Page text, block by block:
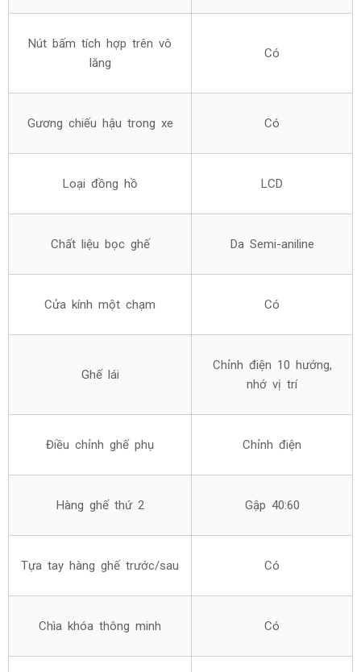
Nút bấm tích hợp trên vô
lăng
Có
Gương chiếu hậu trong xe Có
Loại đồng hồ LCD
Chất liệu bọc ghế Da Semi-aniline
Cửa kính một chạm Có
Ghế lái
Chỉnh điện 10 hướng,
nhớ vị trí
Điều chỉnh ghế phụ Chỉnh điện
Hàng ghế thứ 2 Gập 40:60
Tựa tay hàng ghế trước/sau Có
Chìa khóa thông minh Có